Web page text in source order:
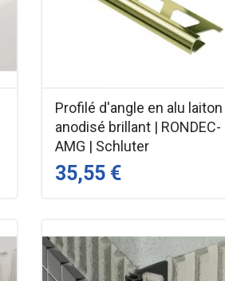
Profilé d'angle en alu laiton
anodisé brillant | RONDEC-
AMG | Schluter
35,55 €